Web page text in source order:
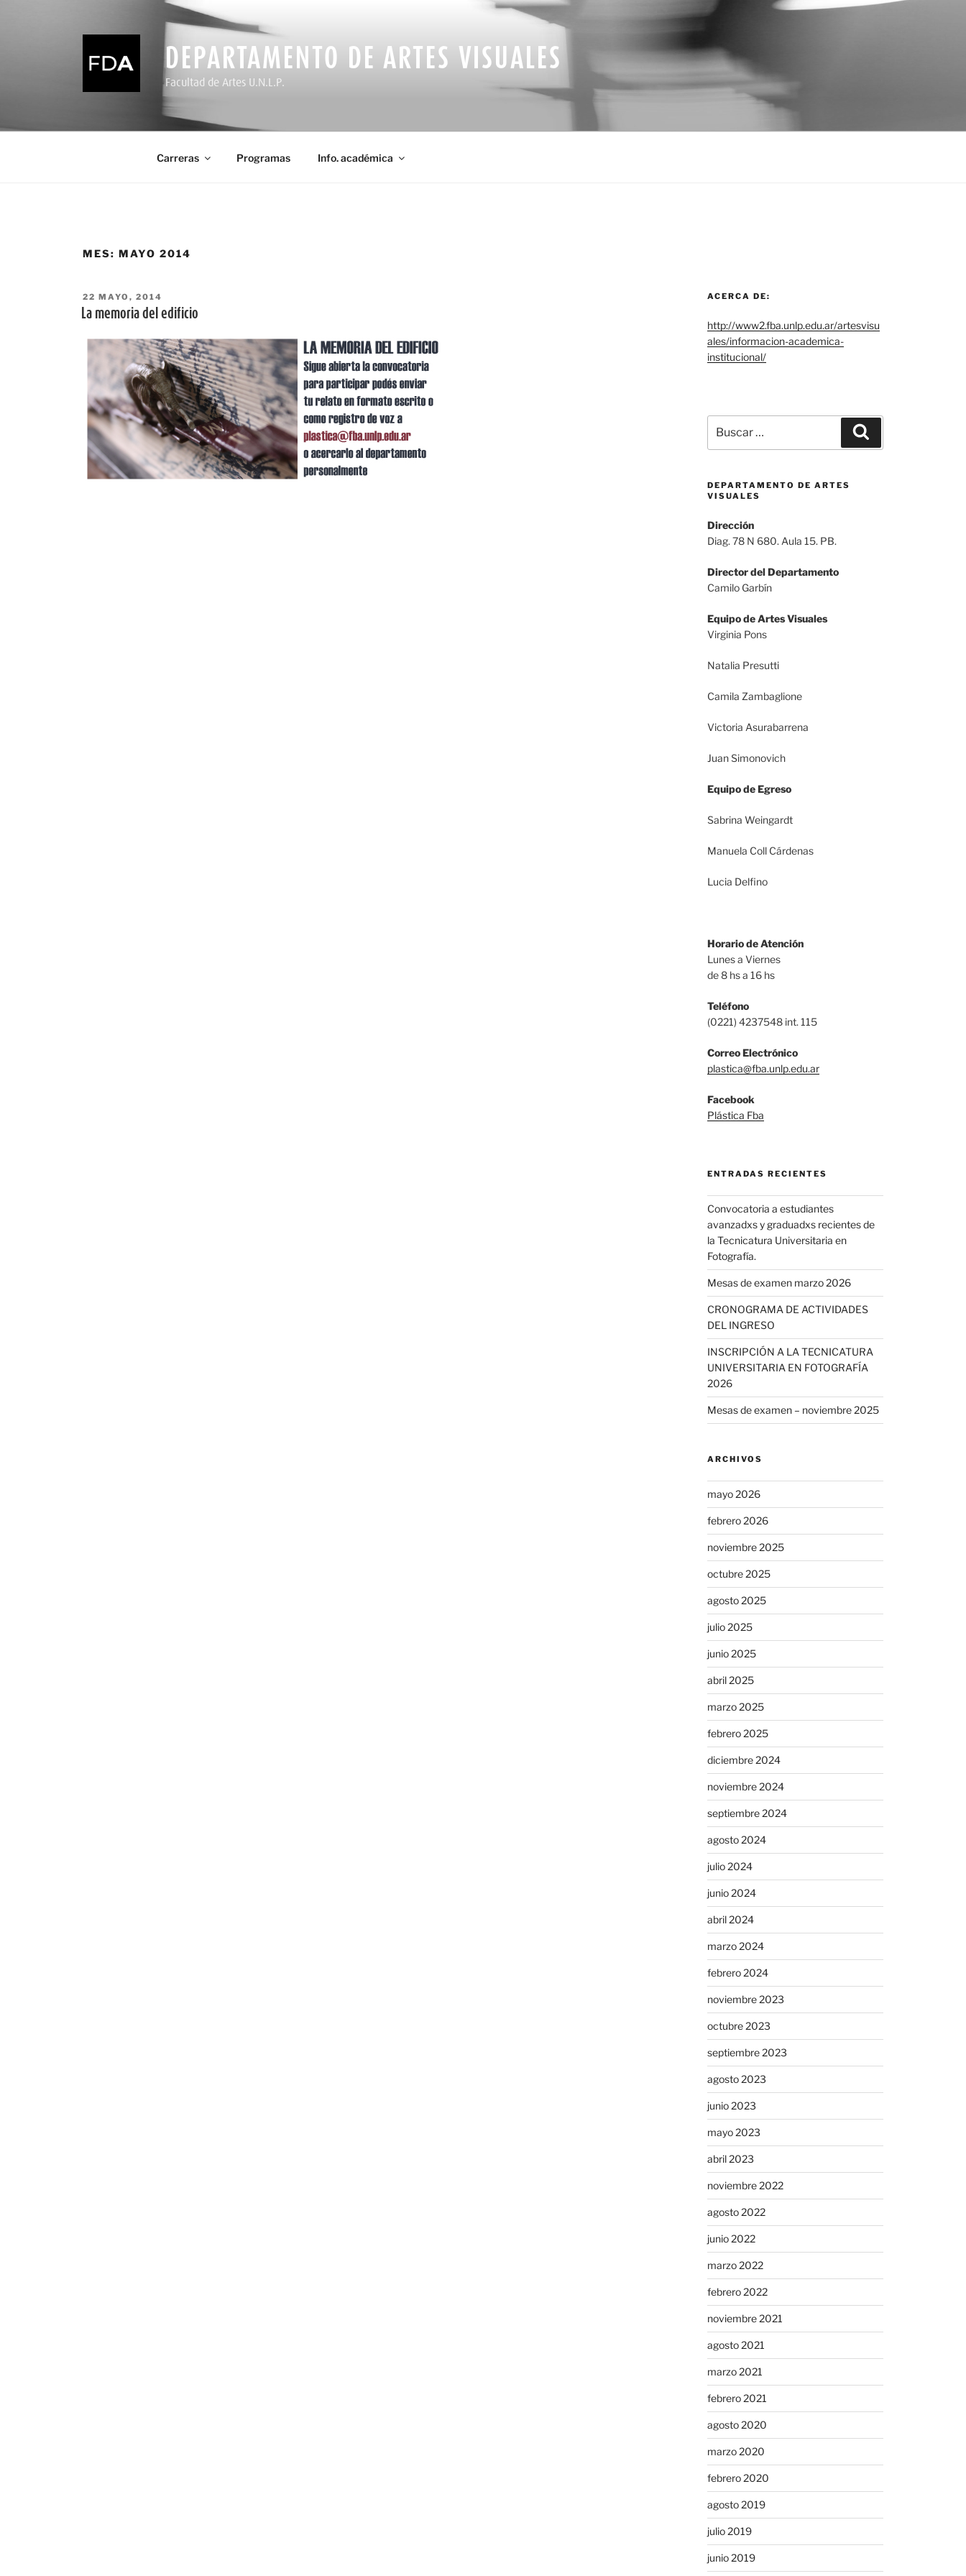
DEPARTAMENTO DE ARTES VISUALES
Facultad de Artes U.N.L.P.
Carreras Programas Info. académica
MES:MAYO 2014
PUBLICADO
EL
22 MAYO, 2014
La memoria del edificio
ACERCA DE:
http://www2.fba.unlp.edu.ar/artesvisu
ales/informacion-academica-
institucional/
por:
DEPARTAMENTO DE ARTES
VISUALES
Dirección
Diag. 78 N 680. Aula 15. PB.
Director del Departamento
Camilo Garbín
Equipo de Artes Visuales
Virginia Pons
Natalia Presutti
Camila Zambaglione
Victoria Asurabarrena
Juan Simonovich
Equipo de Egreso
Sabrina Weingardt
Manuela Coll Cárdenas
Lucia Delfino
Horario de Atención
Lunes a Viernes
de 8 hs a 16 hs
Teléfono
(0221) 4237548 int. 115
Correo Electrónico
plastica@fba.unlp.edu.ar
Facebook
Plástica Fba
ENTRADAS RECIENTES
Convocatoria a estudiantes
avanzadxs y graduadxs recientes de
la Tecnicatura Universitaria en
Fotografía.
Mesas de examen marzo 2026
CRONOGRAMA DE ACTIVIDADES
DEL INGRESO
INSCRIPCIÓN A LA TECNICATURA
UNIVERSITARIA EN FOTOGRAFÍA
2026
Mesas de examen – noviembre 2025
ARCHIVOS
mayo 2026
febrero 2026
noviembre 2025
octubre 2025
agosto 2025
julio 2025
junio 2025
abril 2025
marzo 2025
febrero 2025
diciembre 2024
noviembre 2024
septiembre 2024
agosto 2024
julio 2024
junio 2024
abril 2024
marzo 2024
febrero 2024
noviembre 2023
octubre 2023
septiembre 2023
agosto 2023
junio 2023
mayo 2023
abril 2023
noviembre 2022
agosto 2022
junio 2022
marzo 2022
febrero 2022
noviembre 2021
agosto 2021
marzo 2021
febrero 2021
agosto 2020
marzo 2020
febrero 2020
agosto 2019
julio 2019
junio 2019